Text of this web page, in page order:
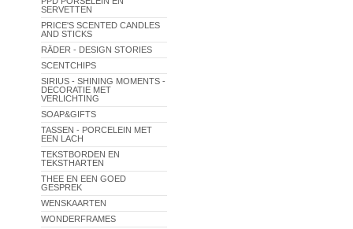
SERVETTEN
PRICE'S SCENTED CANDLES
AND STICKS
RÄDER - DESIGN STORIES
SCENTCHIPS
SIRIUS - SHINING MOMENTS -
DECORATIE MET
VERLICHTING
SOAP&GIFTS
TASSEN - PORCELEIN MET
EEN LACH
TEKSTBORDEN EN
TEKSTHARTEN
THEE EN EEN GOED
GESPREK
WENSKAARTEN
WONDERFRAMES